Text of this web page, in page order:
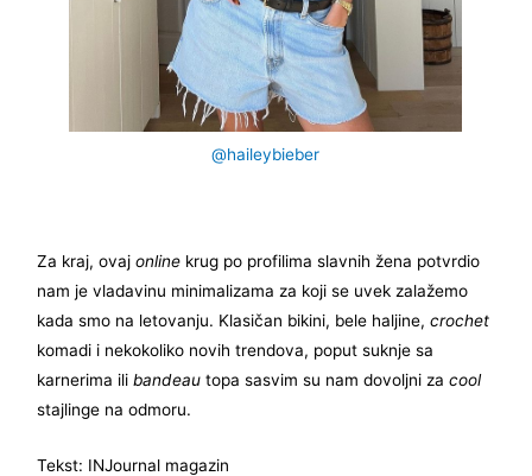
@haileybieber
Za kraj, ovajonline krug po profilima slavnih žena potvrdio
nam je vladavinu minimalizama za koji se uvek zalažemo
kada smo na letovanju. Klasičan bikini, bele haljine,crochet
komadi i nekokoliko novih trendova, poput suknje sa
karnerima ilibandeau topa sasvim su nam dovoljni zacool
stajlinge na odmoru.
Tekst: INJournal magazin